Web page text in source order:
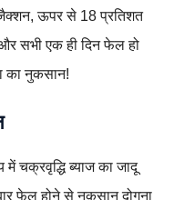
ऊपर से 18 प्रतिशत
सभी एक ही दिन फेल हो
का नुकसान!
चक्रवृद्धि ब्याज का जादू
फेल होने से नुकसान दोगुना